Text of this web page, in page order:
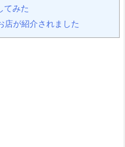
てみた
店が紹介されました